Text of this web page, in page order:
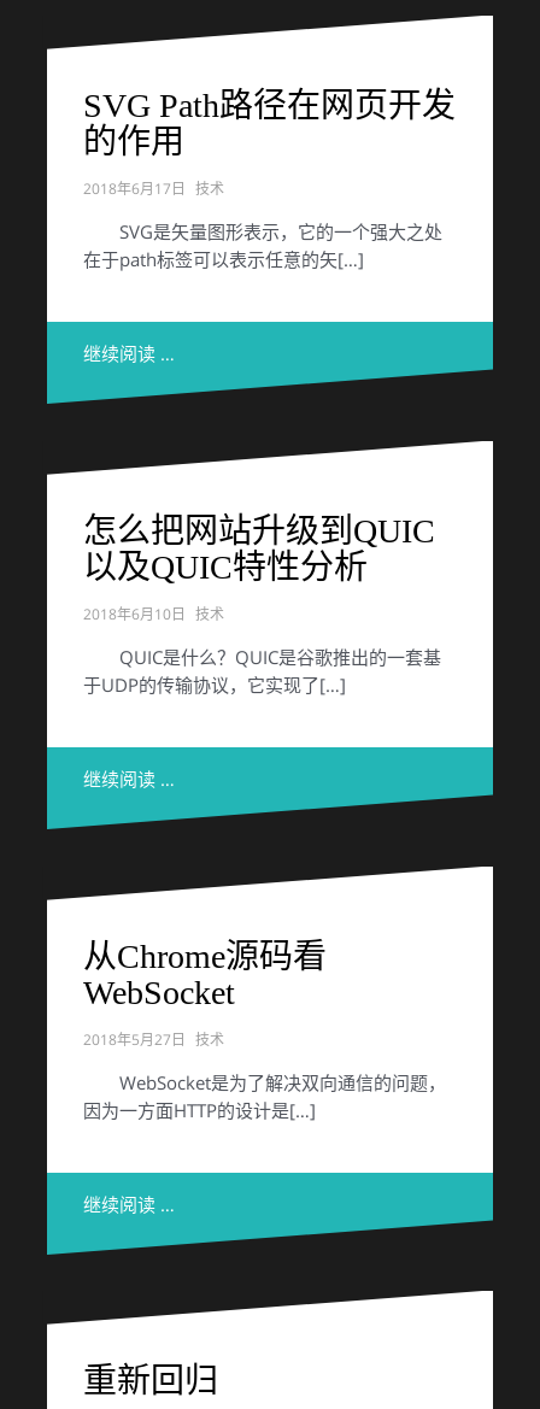
SVG Path路径在网页开发
的作用
2018年6月17日 技术
SVG是矢量图形表示，它的一个强大之处
在于path标签可以表示任意的矢[…]
继续阅读 …
怎么把网站升级到QUIC
以及QUIC特性分析
2018年6月10日 技术
QUIC是什么？QUIC是谷歌推出的一套基
于UDP的传输协议，它实现了[…]
继续阅读 …
从Chrome源码看
WebSocket
2018年5月27日 技术
WebSocket是为了解决双向通信的问题，
因为一方面HTTP的设计是[…]
继续阅读 …
重新回归